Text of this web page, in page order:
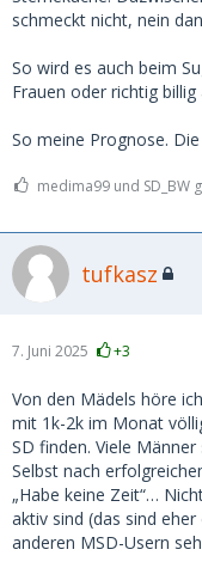
schmeckt nicht, nein
So wird es auch beim
Frauen oder richtig billig
So meine Prognose. Die
medima99 und SD_BW
tufkasz
7. Juni 2025 +3
Von den Mädels höre
mit 1k-2k im Monat
SD finden. Viele
Selbst nach
„Habe keine Zeit“…
aktiv sind (das sind
anderen MSD-Usern